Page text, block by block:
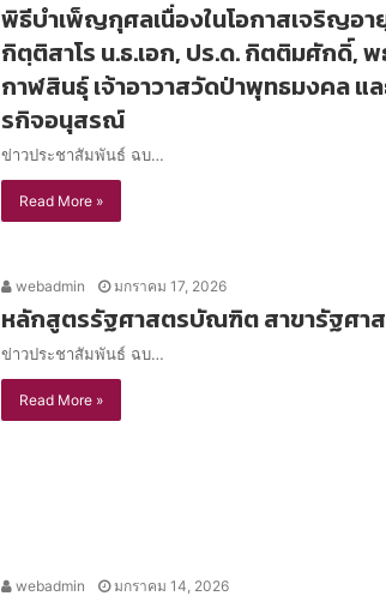
พิธีบำเพ็ญกุศลเนื่องในโอกาสเจริญอ
กิตฺติสาโร น.ธ.เอก, ปร.ด. กิตติมศักดิ์,
กาฬสินธุ์ เจ้าอาวาสวัดป่าพุทธมงคล
รกิจอนุสรณ์
ข่าวประชาสัมพันธ์ ฉบ…
Read More »
webadmin มกราคม 17, 2026
หลักสูตรรัฐศาสตรบัณฑิต สาขารัฐศ
ข่าวประชาสัมพันธ์ ฉบ…
Read More »
webadmin มกราคม 14, 2026